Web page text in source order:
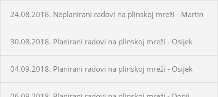
24.08.2018. Neplanirani radovi na plinskoj mreži - Martin
30.08.2018. Planirani radovi na plinskoj mreži - Osijek
04.09.2018. Planirani radovi na plinskoj mreži - Osijek